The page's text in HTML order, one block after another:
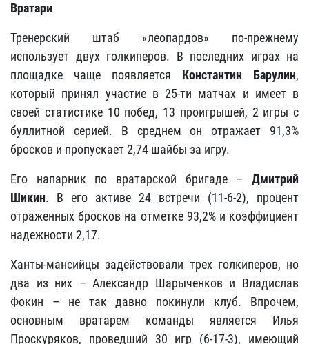
Вратари
Тренерский штаб «леопардов» по-прежнему
использует двух голкиперов. В последних играх на
площадке чаще появляется Константин Барулин,
который принял участие в 25-ти матчах и имеет в
своей статистике 10 побед, 13 проигрышей, 2 игры с
буллитной серией. В среднем он отражает 91,3%
бросков и пропускает 2,74 шайбы за игру.
Его напарник по вратарской бригаде – Дмитрий
Шикин. В его активе 24 встречи (11-6-2), процент
отраженных бросков на отметке 93,2% и коэффициент
надежности 2,17.
Ханты-мансийцы задействовали трех голкиперов, но
два из них – Александр Шарыченков и Владислав
Фокин – не так давно покинули клуб. Впрочем,
основным вратарем команды является Илья
Проскуряков, проведший 30 игр (6-17-3), имеющий